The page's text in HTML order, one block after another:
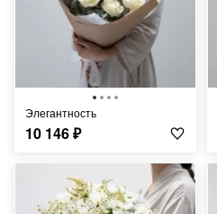
Элегантность
10 146₽